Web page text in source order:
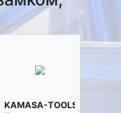
KAMASA-TOOLS K4093